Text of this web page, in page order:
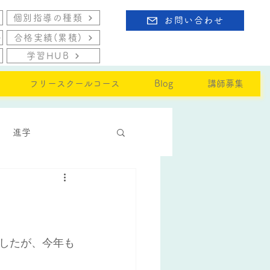
個別指導の種類
合格実績(累積)
学習HUB
お問い合わせ
フリースクールコース Blog 講師募集
進学
たが、今年も